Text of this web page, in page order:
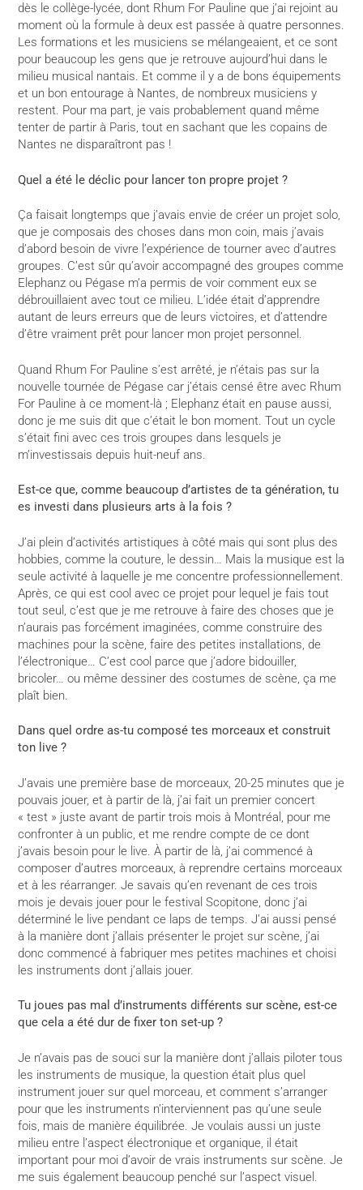
dès le collège-lycée, dont Rhum For Pauline que j’ai rejoint au
moment où la formule à deux est passée à quatre personnes.
Les formations et les musiciens se mélangeaient, et ce sont
pour beaucoup les gens que je retrouve aujourd’hui dans le
milieu musical nantais. Et comme il y a de bons équipements
et un bon entourage à Nantes, de nombreux musiciens y
restent. Pour ma part, je vais probablement quand même
tenter de partir à Paris, tout en sachant que les copains de
Nantes ne disparaîtront pas !
Quel a été le déclic pour lancer ton propre projet ?
Ça faisait longtemps que j’avais envie de créer un projet solo,
que je composais des choses dans mon coin, mais j’avais
d’abord besoin de vivre l’expérience de tourner avec d’autres
groupes. C’est sûr qu’avoir accompagné des groupes comme
Elephanz ou Pégase m’a permis de voir comment eux se
débrouillaient avec tout ce milieu. L’idée était d’apprendre
autant de leurs erreurs que de leurs victoires, et d’attendre
d’être vraiment prêt pour lancer mon projet personnel.
Quand Rhum For Pauline s’est arrêté, je n’étais pas sur la
nouvelle tournée de Pégase car j’étais censé être avec Rhum
For Pauline à ce moment-là ; Elephanz était en pause aussi,
donc je me suis dit que c’était le bon moment. Tout un cycle
s’était fini avec ces trois groupes dans lesquels je
m’investissais depuis huit-neuf ans.
Est-ce que, comme beaucoup d’artistes de ta génération, tu
es investi dans plusieurs arts à la fois ?
J’ai plein d’activités artistiques à côté mais qui sont plus des
hobbies, comme la couture, le dessin… Mais la musique est la
seule activité à laquelle je me concentre professionnellement.
Après, ce qui est cool avec ce projet pour lequel je fais tout
tout seul, c’est que je me retrouve à faire des choses que je
n’aurais pas forcément imaginées, comme construire des
machines pour la scène, faire des petites installations, de
l’électronique… C’est cool parce que j’adore bidouiller,
bricoler… ou même dessiner des costumes de scène, ça me
plaît bien.
Dans quel ordre as-tu composé tes morceaux et construit
ton live ?
J’avais une première base de morceaux, 20-25 minutes que je
pouvais jouer, et à partir de là, j’ai fait un premier concert
« test » juste avant de partir trois mois à Montréal, pour me
confronter à un public, et me rendre compte de ce dont
j’avais besoin pour le live. À partir de là, j’ai commencé à
composer d’autres morceaux, à reprendre certains morceaux
et à les réarranger. Je savais qu’en revenant de ces trois
mois je devais jouer pour le festival Scopitone, donc j’ai
déterminé le live pendant ce laps de temps. J’ai aussi pensé
à la manière dont j’allais présenter le projet sur scène, j’ai
donc commencé à fabriquer mes petites machines et choisi
les instruments dont j’allais jouer.
Tu joues pas mal d’instruments différents sur scène, est-ce
que cela a été dur de fixer ton set-up ?
Je n’avais pas de souci sur la manière dont j’allais piloter tous
les instruments de musique, la question était plus quel
instrument jouer sur quel morceau, et comment s’arranger
pour que les instruments n’interviennent pas qu’une seule
fois, mais de manière équilibrée. Je voulais aussi un juste
milieu entre l’aspect électronique et organique, il était
important pour moi d’avoir de vrais instruments sur scène. Je
me suis également beaucoup penché sur l’aspect visuel.